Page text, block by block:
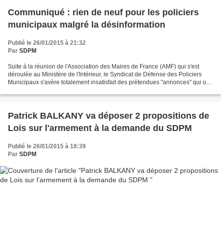
Communiqué : rien de neuf pour les policiers
municipaux malgré la désinformation
Publié le 26/01/2015 à 21:32
Par SDPM
Suite à la réunion de l'Association des Maires de France (AMF) qui s'est
déroulée au Ministère de l'Intérieur, le Syndicat de Défense des Policiers
Municipaux s'avère totalement insatisfait des prétendues "annonces" qui ont
Patrick BALKANY va déposer 2 propositions de
Lois sur l'armement à la demande du SDPM
Publié le 26/01/2015 à 18:39
Par SDPM